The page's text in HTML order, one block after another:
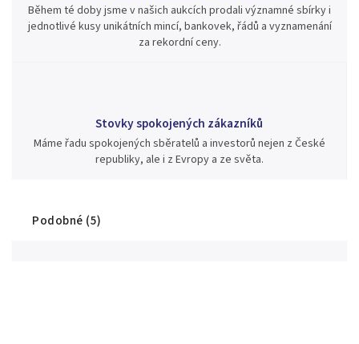
Během té doby jsme v našich aukcích prodali významné sbírky i
jednotlivé kusy unikátních mincí, bankovek, řádů a vyznamenání
za rekordní ceny.
Stovky spokojených zákazníků
Máme řadu spokojených sběratelů a investorů nejen z České
republiky, ale i z Evropy a ze světa.
Podobné (5)